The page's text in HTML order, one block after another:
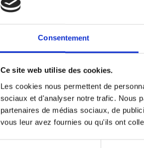
Consentement
Ce site web utilise des cookies.
Les cookies nous permettent de
sociaux et d'analyser notre trafic. Nous
partenaires de médias sociaux, de
vous leur avez fournies ou qu'ils ont